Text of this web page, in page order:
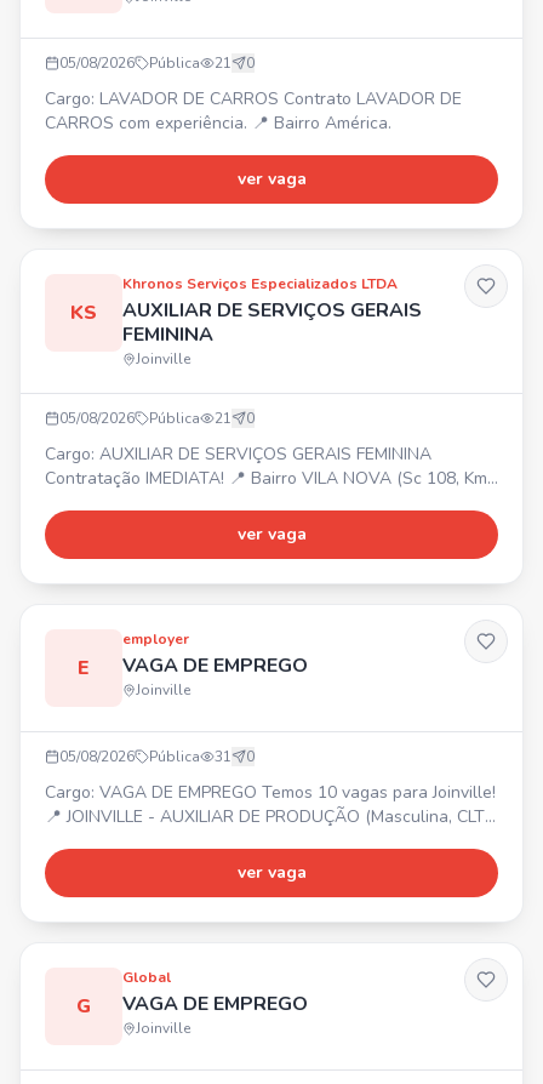
05/08/2026 Pública 21 0
Cargo: LAVADOR DE CARROS Contrato LAVADOR DE
CARROS com experiência. 📍 Bairro América.
ver vaga
KS
Khronos Serviços Especializados LTDA
AUXILIAR DE SERVIÇOS GERAIS
FEMININA
Joinville
05/08/2026 Pública 21 0
Cargo: AUXILIAR DE SERVIÇOS GERAIS FEMININA
Contratação IMEDIATA! 📍 Bairro VILA NOVA (Sc 108, Km
956,10 + 7% Assiduidade + 20% Insalubridade. 🎁
Benefícios: Vale alimentação R$ 20,33/dia trabalhado +
ver vaga
E
employer
VAGA DE EMPREGO
Joinville
05/08/2026 Pública 31 0
Cargo: VAGA DE EMPREGO Temos 10 vagas para Joinville!
📍 JOINVILLE - AUXILIAR DE PRODUÇÃO (Masculina, CLT
CLT Art. 390) - OPERADOR DE USINAGEM (Masculina, CLT
Art. 390) Entre em contato ou compareça na Employer! 📍
ver vaga
G
Global
VAGA DE EMPREGO
Joinville